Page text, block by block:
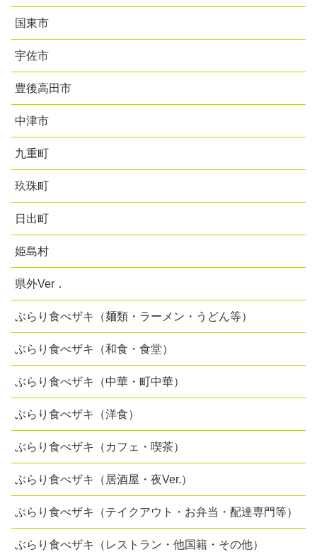
国東市
宇佐市
豊後高田市
中津市
九重町
玖珠町
日出町
姫島村
県外Ver．
ぶらり食べザキ（麺類・ラーメン・うどん等）
ぶらり食べザキ（和食・食堂）
ぶらり食べザキ（中華・町中華）
ぶらり食べザキ（洋食）
ぶらり食べザキ（カフェ・喫茶）
ぶらり食べザキ（居酒屋・夜Ver.）
ぶらり食べザキ（テイクアウト・お弁当・配達専門等）
ぶらり食べザキ（レストラン・他国籍・その他）